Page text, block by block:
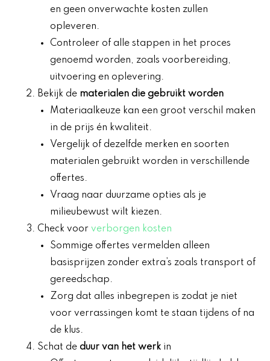
en geen onverwachte kosten zullen
opleveren.
Controleer of alle stappen in het proces
genoemd worden, zoals voorbereiding,
uitvoering en oplevering.
Bekijk de materialen die gebruikt worden
Materiaalkeuze kan een groot verschil maken
in de prijs én kwaliteit.
Vergelijk of dezelfde merken en soorten
materialen gebruikt worden in verschillende
offertes.
Vraag naar duurzame opties als je
milieubewust wilt kiezen.
Check voor verborgen kosten
Sommige offertes vermelden alleen
basisprijzen zonder extra’s zoals transport of
gereedschap.
Zorg dat alles inbegrepen is zodat je niet
voor verrassingen komt te staan tijdens of na
de klus.
Schat de duur van het werk in